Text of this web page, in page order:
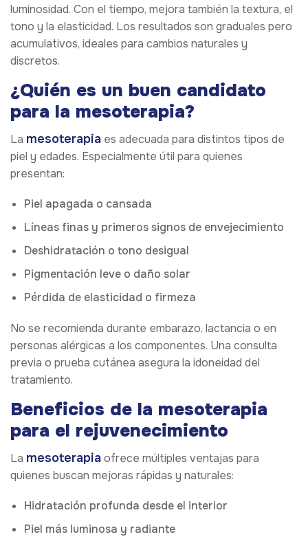
luminosidad. Con el tiempo, mejora también la textura, el
tono y la elasticidad. Los resultados son graduales pero
acumulativos, ideales para cambios naturales y
discretos.
¿Quién es un buen candidato
para la mesoterapia?
La mesoterapia es adecuada para distintos tipos de
piel y edades. Especialmente útil para quienes
presentan:
Piel apagada o cansada
Líneas finas y primeros signos de envejecimiento
Deshidratación o tono desigual
Pigmentación leve o daño solar
Pérdida de elasticidad o firmeza
No se recomienda durante embarazo, lactancia o en
personas alérgicas a los componentes. Una consulta
previa o prueba cutánea asegura la idoneidad del
tratamiento.
Beneficios de la mesoterapia
para el rejuvenecimiento
La mesoterapiaofrece múltiples ventajas para
quienes buscan mejoras rápidas y naturales:
Hidratación profunda desde el interior
Piel más luminosa y radiante